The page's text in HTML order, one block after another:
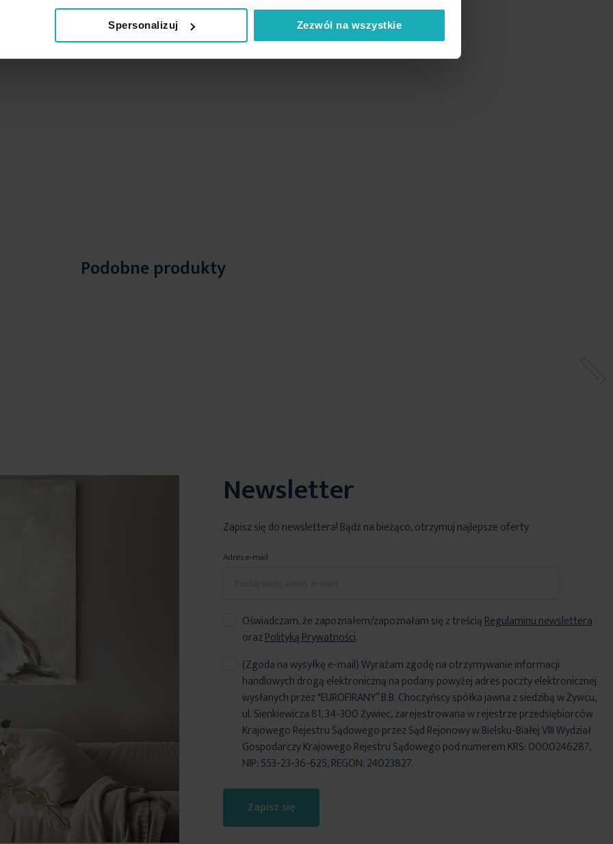
Spersonalizuj Zezwól na wszystkie
Podobne produkty
Newsletter
Zapisz się do newslettera! Bądź na bieżąco, otrzymuj najlepsze oferty
Adres e-mail
Oświadczam, że zapoznałem/zapoznałam się z treściąRegulaminu newslettera
orazPolityką Prywatności.
Zapisz się
(Zgoda na wysyłkę e-mail) Wyrażam zgodę na otrzymywanie informacji
handlowych drogą elektroniczną na podany powyżej adres poczty elektronicznej
wysłanych przez "EUROFIRANY” B.B. Choczyńscy spółka jawna z siedzibą w Żywcu,
ul. Sienkiewicza 81, 34-300 Żywiec, zarejestrowana w rejestrze przedsiębiorców
Krajowego Rejestru Sądowego przez Sąd Rejonowy w Bielsku-Białej VIII Wydział
Gospodarczy Krajowego Rejestru Sądowego pod numerem KRS: 0000246287,
NIP: 553-23-36-625, REGON: 24023827.